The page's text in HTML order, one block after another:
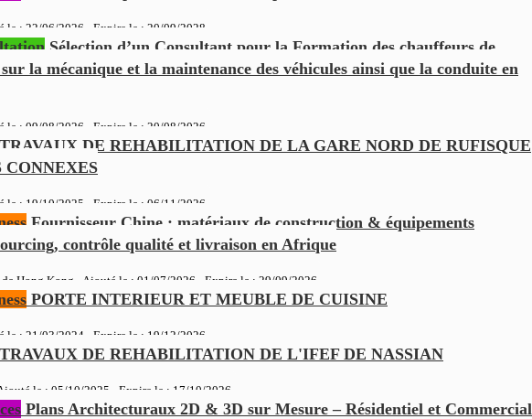
le : 22/06/2026 - Expire le : 20/09/2028
Sélection d’un Consultant pour la Formation des chauffeurs de
la mécanique et la maintenance des véhicules ainsi que la conduite en
le : 09/08/2026 - Expire le : 20/08/2026
TRAVAUX DE REHABILITATION DE LA GARE NORD DE RUFISQUE
CONNEXES
le : 19/10/2025 - Expire le : 06/11/2026
Fournisseur Chine : matériaux de construction & équipements
contrôle qualité et livraison en Afrique
de Hong Kong - Ajouté le : 01/07/2026 - Expire le : 29/09/2026
PORTE INTERIEUR ET MEUBLE DE CUISINE
le : 21/03/2024 - Expire le : 19/12/2026
TRAVAUX DE REHABILITATION DE L'IFEF DE NASSIAN
le : 05/10/2025 - Expire le : 17/10/2026
Plans Architecturaux 2D & 3D sur Mesure – Résidentiel et Commercial